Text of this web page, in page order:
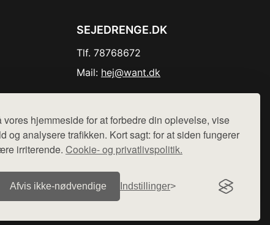
hjemmeside for at forbedre din oplevelse, vise
og analysere trafikken. Kort sagt: for at siden fungerer
irriterende. Cookie- og privatlivspolitik.
Afvis ikke‑nødvendige Indstillinger
SEJEDRENGE.DK
Tlf. 78768672
Mail: hej@want.dk
sælges ikke varer fra denne side - vi henviser til de shops,